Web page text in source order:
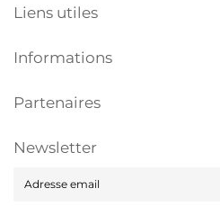
Liens utiles
Informations
Partenaires
Newsletter
mail